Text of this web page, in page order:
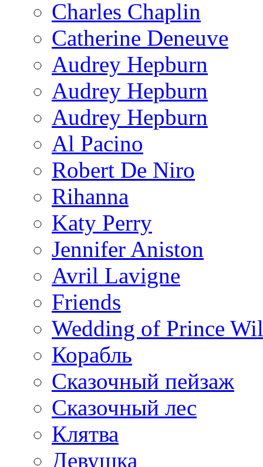
Charles Chaplin
Catherine Deneuve
Audrey Hepburn
Audrey Hepburn
Audrey Hepburn
Al Pacino
Robert De Niro
Rihanna
Katy Perry
Jennifer Aniston
Avril Lavigne
Friends
Wedding of Prince
Корабль
Сказочный пейзаж
Сказочный лес
Клятва
Девушка